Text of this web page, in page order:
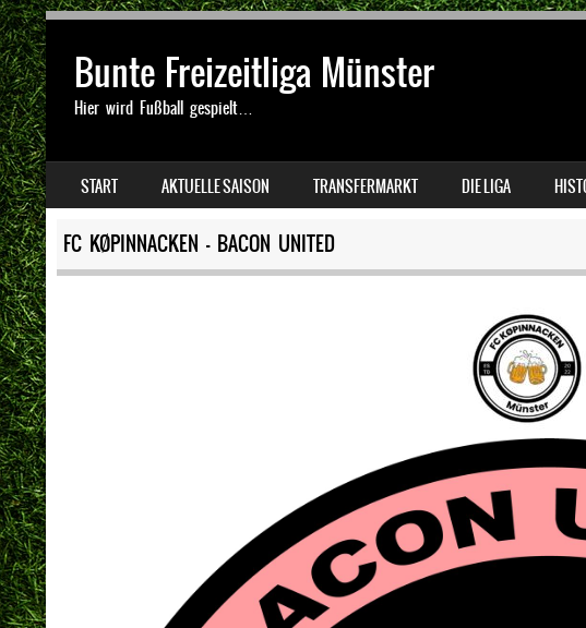
Bunte Freizeitliga Münster
Hier wird Fußball gespielt…
MENU
SKIP TO CONTENT
START AKTUELLE SAISON TRANSFERMARKT DIE LIGA
FC KØPINNACKEN — BACON UNITED